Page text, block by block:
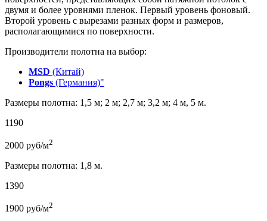
двумя и более уровнями пленок. Первый уровень фоновый.
Второй уровень с вырезами разных форм и размеров,
располагающимися по поверхности.
Производители полотна на выбор:
MSD (Китай)
Pongs (Германия)"
Размеры полотна: 1,5 м; 2 м; 2,7 м; 3,2 м; 4 м, 5 м.
1190
2000 руб/м2
Размеры полотна: 1,8 м.
1390
1900 руб/м2